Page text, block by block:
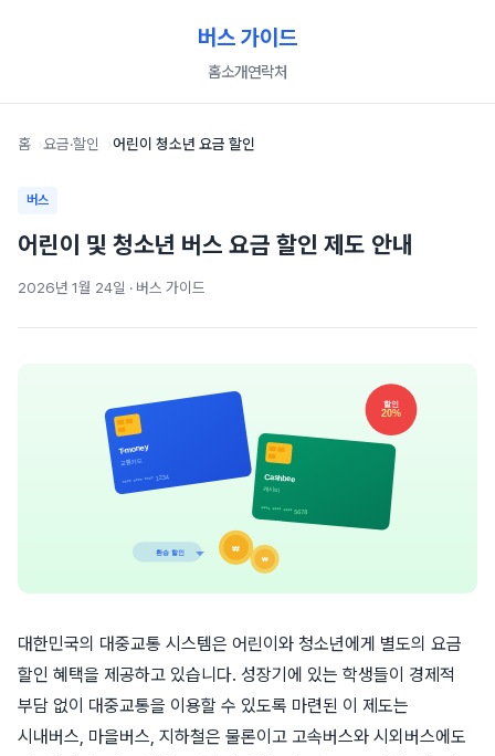
버스 가이드
홈소개연락처
홈 요금·할인 어린이 청소년 요금 할인
버스
어린이 및 청소년 버스 요금 할인 제도 안내
2026년 1월 24일 · 버스 가이드
대한민국의 대중교통 시스템은 어린이와 청소년에게 별도의 요금
할인 혜택을 제공하고 있습니다. 성장기에 있는 학생들이 경제적
부담 없이 대중교통을 이용할 수 있도록 마련된 이 제도는
시내버스, 마을버스, 지하철은 물론이고 고속버스와 시외버스에도